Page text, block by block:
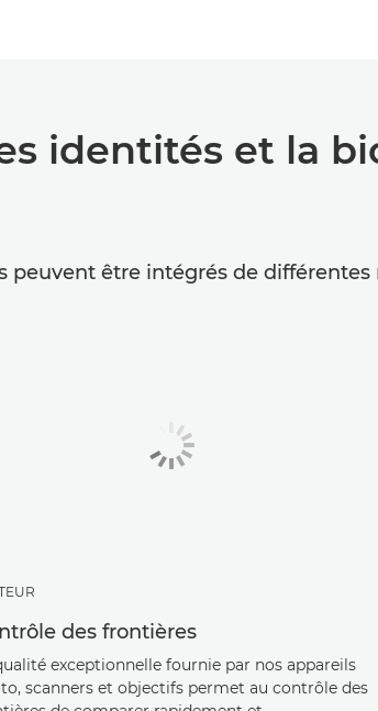
identités et la
peuvent être intégrés de
des frontières
exceptionnelle fournie par nos appareils
scanners et objectifs permet au contrôle des